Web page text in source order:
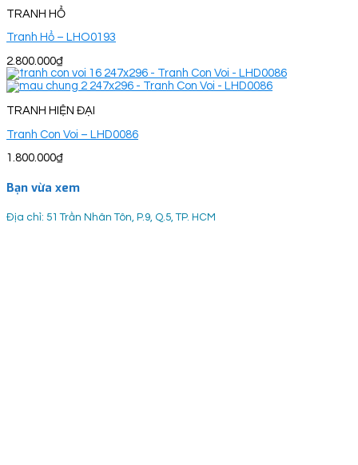
TRANH HỔ
Tranh Hổ – LHO0193
2.800.000₫
TRANH HIỆN ĐẠI
Tranh Con Voi – LHD0086
1.800.000₫
Bạn vừa xem
Địa chỉ: 51 Trần Nhân Tôn, P.9, Q.5, TP. HCM